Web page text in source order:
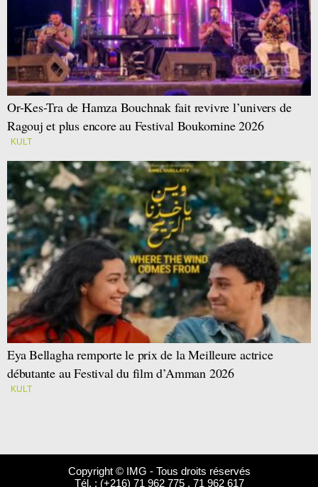
Or-Kes-Tra de Hamza Bouchnak fait revivre l’univers de
Ragouj et plus encore au Festival Boukornine 2026
KULT
Eya Bellagha remporte le prix de la Meilleure actrice
débutante au Festival du film d’Amman 2026
KULT
Copyright © IMG - Tous droits réservés
Tél. : (+216) 71 962 775 . 71 962 617